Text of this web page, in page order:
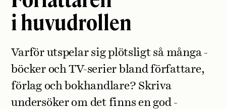
i huvudrollen
Varför utspelar sig plötsligt så många ­
böcker och TV-serier bland författare,
förlag och bokhandlare? Skriva
undersöker om det finns en god ­